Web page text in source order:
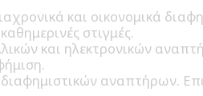
και οικονομικά
στιγμές.
και ηλεκτρονικών
αναπτήρων.